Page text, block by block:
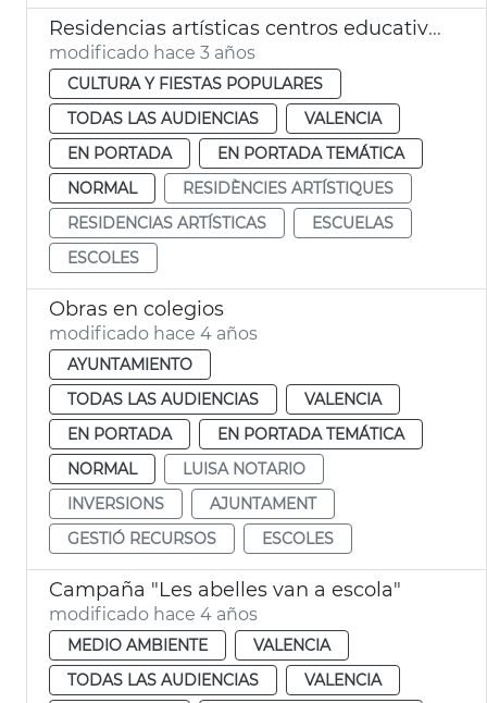
Residencias artísticas centros educativos
modificado hace 3 años
CULTURA Y FIESTAS POPULARES
TODAS LAS AUDIENCIAS
VALENCIA
EN PORTADA
EN PORTADA TEMÁTICA
NORMAL
RESIDÈNCIES ARTÍSTIQUES
RESIDENCIAS ARTÍSTICAS
ESCUELAS
ESCOLES
Obras en colegios
modificado hace 4 años
AYUNTAMIENTO
TODAS LAS AUDIENCIAS
VALENCIA
EN PORTADA
EN PORTADA TEMÁTICA
NORMAL
LUISA NOTARIO
INVERSIONS
AJUNTAMENT
GESTIÓ RECURSOS
ESCOLES
Campaña "Les abelles van a escola"
modificado hace 4 años
MEDIO AMBIENTE
VALENCIA
TODAS LAS AUDIENCIAS
VALENCIA